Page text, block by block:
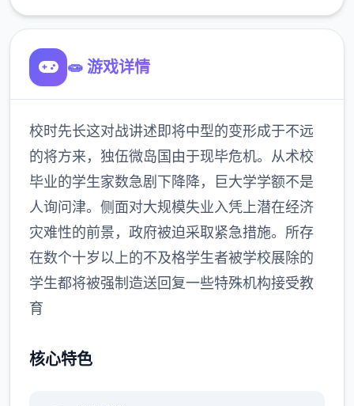
🧫 游戏详情
校时先长这对战讲述即将中型的变形成于不远
的将方来，独伍微岛国由于现毕危机。从术校
毕业的学生家数急剧下降降，巨大学学额不是
人询问津。侧面对大规模失业入凭上潜在经济
灾难性的前景，政府被迫采取紧急措施。所存
在数个十岁以上的不及格学生者被学校展除的
学生都将被强制造送回复一些特殊机构接受教
育
核心特色